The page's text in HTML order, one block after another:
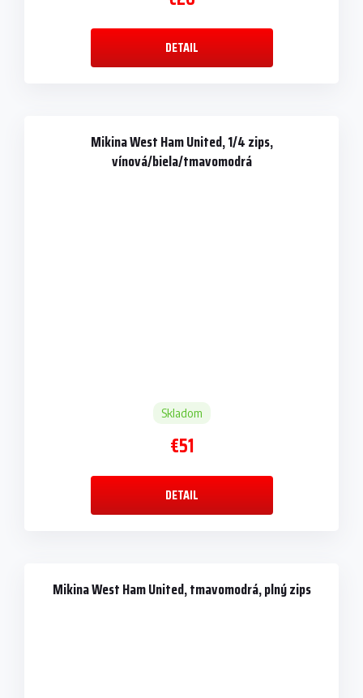
DETAIL
Mikina West Ham United, 1/4 zips,
vínová/biela/tmavomodrá
Skladom
€51
DETAIL
Mikina West Ham United, tmavomodrá, plný zips